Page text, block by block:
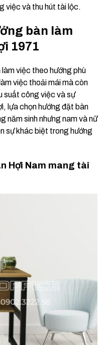
việc và thu hút tài lộc.
bàn làm
1971
việc theo hướng phù
việc thoải mái mà còn
suất công việc và sự
lựa chọn hướng đặt bàn
năm sinh nhưng nam và nữ
sự khác biệt trong hướng
Hợi Nam mang tài